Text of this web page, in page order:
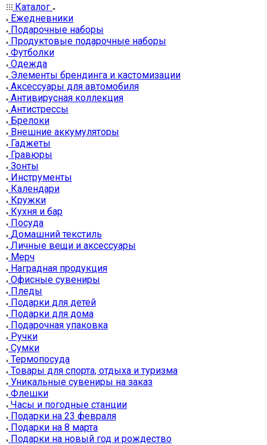
Каталог
Ежедневники
Подарочные наборы
Продуктовые подарочные наборы
Футболки
Одежда
Элементы брендинга и кастомизации
Аксессуары для автомобиля
Антивирусная коллекция
Антистрессы
Брелоки
Внешние аккумуляторы
Гаджеты
Гравюры
Зонты
Инструменты
Календари
Кружки
Кухня и бар
Посуда
Домашний текстиль
Личные вещи и аксессуары
Мерч
Наградная продукция
Офисные сувениры
Пледы
Подарки для детей
Подарки для дома
Подарочная упаковка
Ручки
Сумки
Термопосуда
Товары для спорта, отдыха и туризма
Уникальные сувениры на заказ
Флешки
Часы и погодные станции
Подарки на 23 февраля
Подарки на 8 марта
Подарки на новый год и рождество